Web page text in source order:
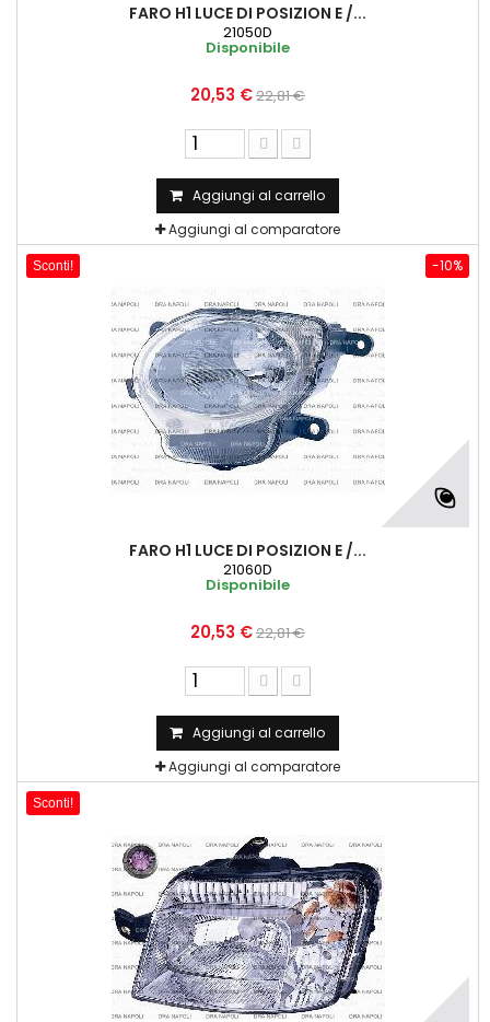
FARO H1 LUCE DI POSIZION E /...
21050D
Disponibile
20,53 €22,81 €
Aggiungi al carrello
Aggiungi al comparatore
Sconti!
FARO H1 LUCE DI POSIZION E /...
21060D
Disponibile
20,53 €22,81 €
-10%
Aggiungi al carrello
Aggiungi al comparatore
Sconti!